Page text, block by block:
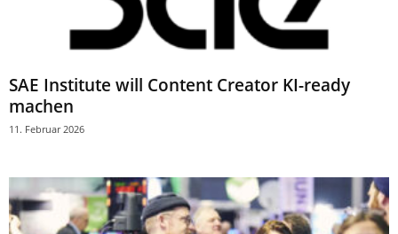
SAE Institute will Content Creator KI-ready
machen
11. Februar 2026